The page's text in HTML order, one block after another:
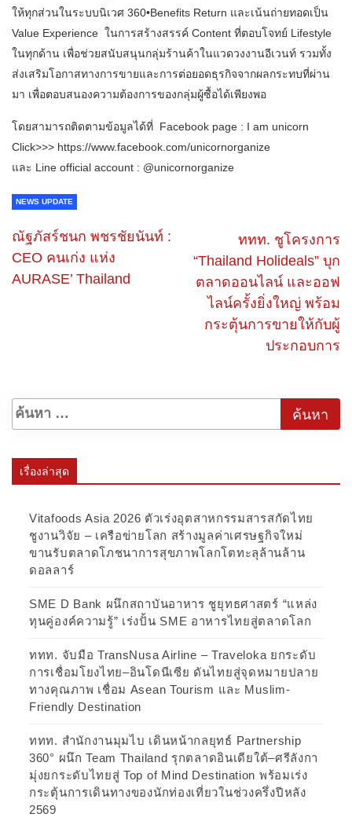
ให้ทุกส่วนในระบบนิเวศ 360•Benefits Return และเน้นถ่ายทอดเป็น
Value Experience ในการสร้างสรรค์ Content ที่ตอบโจทย์ Lifestyle
ในทุกด้าน เพื่อช่วยสนับสนุนกลุ่มร้านค้าในแวดวงงานอีเวนท์ รวมทั้ง
ส่งเสริมโอกาสทางการขายและการต่อยอดธุรกิจจากผลกระทบที่ผ่าน
มา เพื่อตอบสนองความต้องการของกลุ่มผู้ซื้อได้เพียงพอ
โดยสามารถติดตามข้อมูลได้ที่ Facebook page : I am unicorn
Click>>> https://www.facebook.com/unicornorganize
และ Line official account : @unicornorganize
NEWS UPDATE
ณัฐภัสร์ชนก พชรชัยนันท์ :
CEO คนเก่ง แห่ง
AURASE’ Thailand
ททท. ชูโครงการ
“Thailand Holideals” บุก
ตลาดออนไลน์ และออฟ
ไลน์ครั้งยิ่งใหญ่ พร้อม
กระตุ้นการขายให้กับผู้
ประกอบการ
เรื่องล่าสุด
Vitafoods Asia 2026 ตัวเร่งอุตสาหกรรมสารสกัดไทย
ชูงานวิจัย – เครือข่ายโลก สร้างมูลค่าเศรษฐกิจใหม่
ขานรับตลาดโภชนาการสุขภาพโลกโตทะลุล้านล้าน
ดอลลาร์
SME D Bank ผนึกสถาบันอาหาร ชูยุทธศาสตร์ “แหล่ง
ทุนคู่องค์ความรู้” เร่งปั้น SME อาหารไทยสู่ตลาดโลก
ททท. จับมือ TransNusa Airline – Traveloka ยกระดับ
การเชื่อมโยงไทย–อินโดนีเซีย ดันไทยสู่จุดหมายปลาย
ทางคุณภาพ เชื่อม Asean Tourism และ Muslim-
Friendly Destination
ททท. สำนักงานมุมไบ เดินหน้ากลยุทธ์ Partnership
360° ผนึก Team Thailand รุกตลาดอินเดียใต้–ศรีลังกา
มุ่งยกระดับไทยสู่ Top of Mind Destination พร้อมเร่ง
กระตุ้นการเดินทางของนักท่องเที่ยวในช่วงครึ่งปีหลัง
2569